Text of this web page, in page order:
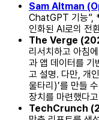
Sam Altman
ChatGPT 기능”,
인화된 AI로의 전
The Verge
리서치하고 아침
과 앱 데이터를 기
고 설명. 다만, 개
울타리)’를 만들
장치를 마련했다
TechCrunch